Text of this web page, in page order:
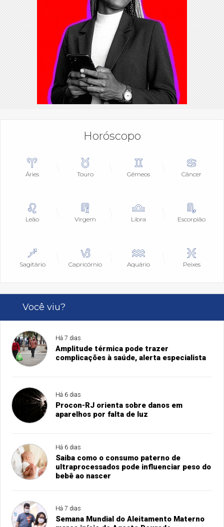
Horóscopo
Áries Touro Gêmeos Câncer
Leão Virgem Libra Escorpião
Sagitário Capricórnio Aquário Peixes
Você viu?
Há 7 dias
Amplitude térmica pode trazer
complicações à saúde, alerta especialista
Há 6 dias
Procon-RJ orienta sobre danos em
aparelhos por falta de luz
Há 6 dias
Saiba como o consumo paterno de
ultraprocessados pode influenciar peso do
bebê ao nascer
Há 7 dias
Semana Mundial do Aleitamento Materno